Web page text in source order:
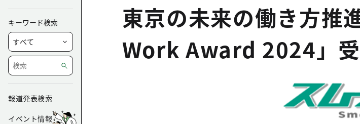
キーワード検索
報道発表検索
イベント情報
東京の未来の働き方
Work Award 2024」受